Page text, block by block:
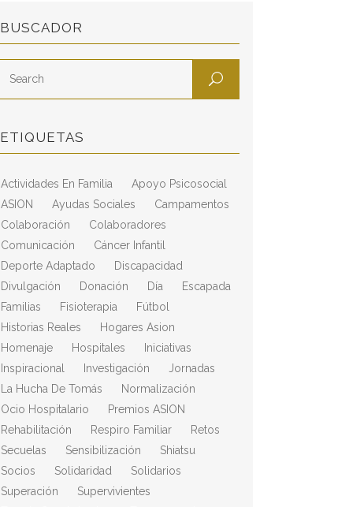
BUSCADOR
ETIQUETAS
Actividades En Familia
Apoyo Psicosocial
ASION
Ayudas Sociales
Campamentos
Colaboración
Colaboradores
Comunicación
Cáncer Infantil
Deporte Adaptado
Discapacidad
Divulgación
Donación Día
Escapada
Familias
Fisioterapia
Fútbol
Historias Reales
Hogares Asion
Homenaje
Hospitales
Iniciativas
Inspiracional
Investigación
Jornadas
La Hucha De Tomás
Normalización
Ocio Hospitalario
Premios ASION
Rehabilitación
Respiro Familiar
Retos
Secuelas
Sensibilización
Shiatsu
Socios
Solidaridad
Solidarios
Superación
Supervivientes